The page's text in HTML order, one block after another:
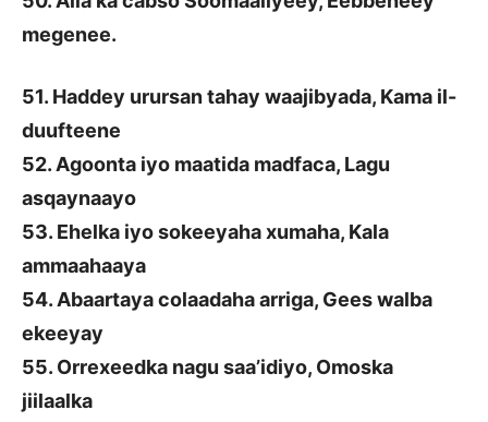
megenee.
51. Haddey urursan tahay waajibyada, Kama il-
duufteene
52. Agoonta iyo maatida madfaca, Lagu
asqaynaayo
53. Ehelka iyo sokeeyaha xumaha, Kala
ammaahaaya
54. Abaartaya colaadaha arriga, Gees walba
ekeeyay
55. Orrexeedka nagu saa’idiyo, Omoska
jiilaalka